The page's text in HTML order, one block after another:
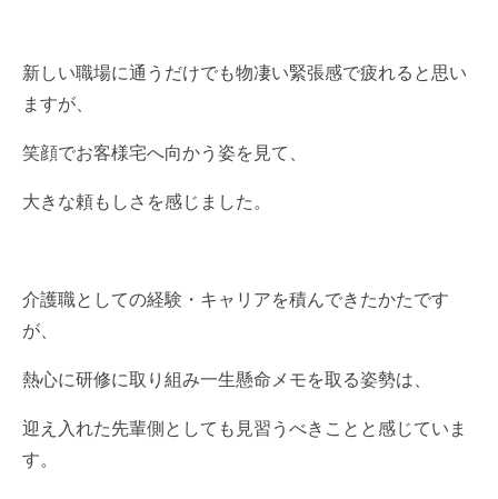
新しい職場に通うだけでも物凄い緊張感で疲れると思い
ますが、
笑顔でお客様宅へ向かう姿を見て、
大きな頼もしさを感じました。
介護職としての経験・キャリアを積んできたかたです
が、
熱心に研修に取り組み一生懸命メモを取る姿勢は、
迎え入れた先輩側としても見習うべきことと感じていま
す。